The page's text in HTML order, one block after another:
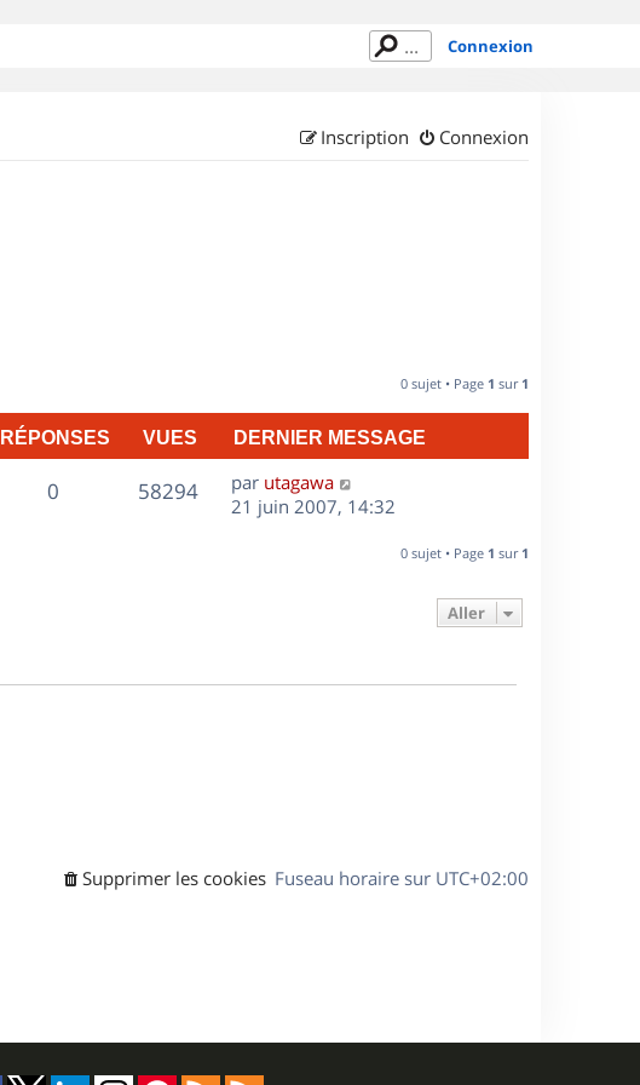
Connexion
Connexion
Inscription
0 sujet • Page 1 sur 1
RÉPONSES VUES DERNIER MESSAGE
0R
58294V
D
e
par utagawa
21 juin 2007, 14:32
0 sujet • Page 1 sur 1
Aller
Fuseau horaire sur UTC+02:00
Supprimer les cookies